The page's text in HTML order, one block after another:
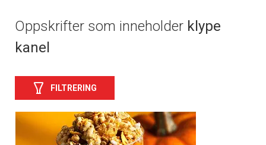
Oppskrifter som inneholder klype
kanel
FILTRERING